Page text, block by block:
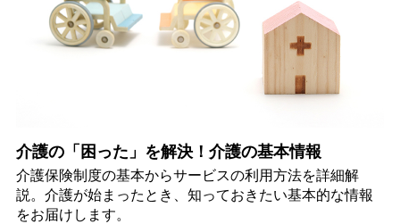
介護の「困った」を解決！介護の基本情報
介護保険制度の基本からサービスの利用方法を詳細解
説。介護が始まったとき、知っておきたい基本的な情報
をお届けします。